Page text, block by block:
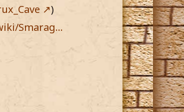
)
Smarag…